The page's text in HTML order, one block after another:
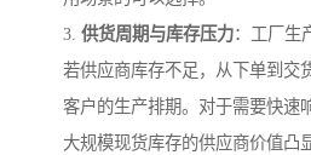
3. 供货周期与库存压力：工厂生
若供应商库存不足，从下单到交
客户的生产排期。对于需要快速
大规模现货库存的供应商价值凸